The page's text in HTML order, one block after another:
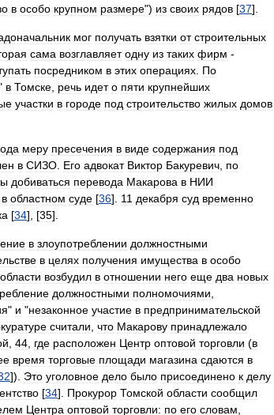
в особо крупном размере") из своих рядов [37].
мог получать взятки от строительных
сама возглавляет одну из таких фирм -
посредником в этих операциях По
в Томске речь идет о пяти крупнейших
участки в городе под строительство жилых домов
меру пресечения в виде содержания под
в СИЗО Его адвокат Виктор Бакуревич по
добиваться перевода Макарова в НИИ
в областном суде [36]. 11 декабря суд временно
[34], [35].
в злоупотреблении должностными
в целях получения имущества в особо
области возбудил в отношении него еще два новых
должностными полномочиями
" и "незаконное участие в предпринимательской
считали что Макарову принадлежало
44 где расположен Центр оптовой торговли (в
время торговые площади магазина сдаются в
]). Это уголовное дело было присоединено к делу
[34]. Прокурор Томской области сообщил
Центра оптовой торговли: по его словам